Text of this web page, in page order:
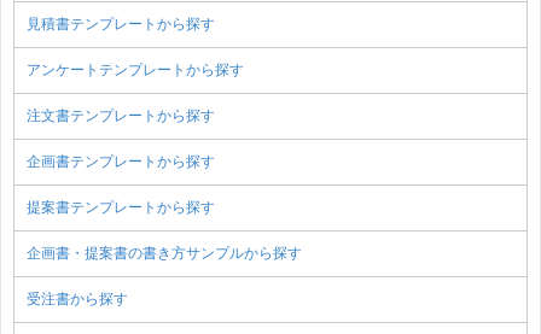
見積書テンプレートから探す
アンケートテンプレートから探す
注文書テンプレートから探す
企画書テンプレートから探す
提案書テンプレートから探す
企画書・提案書の書き方サンプルから探す
受注書から探す